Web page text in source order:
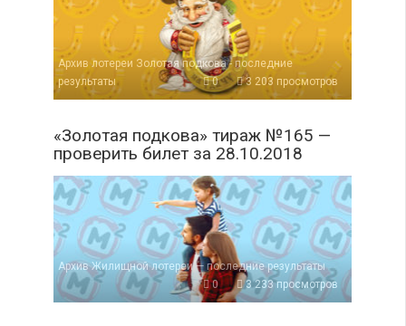
Архив лотереи Золотая подкова - последние
результаты
0 3 203 просмотров
«Золотая подкова» тираж №165 —
проверить билет за 28.10.2018
Архив Жилищной лотереи — последние результаты
0
3 233 просмотров